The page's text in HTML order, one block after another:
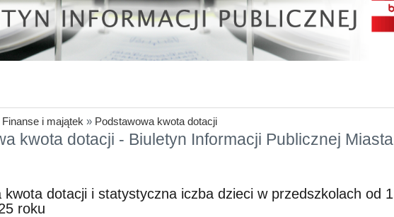
Finanse i majątek » Podstawowa kwota dotacji
kwota dotacji - Biuletyn Informacji Publicznej Miasta
kwota dotacji i statystyczna iczba dzieci w przedszkolach od 1
roku